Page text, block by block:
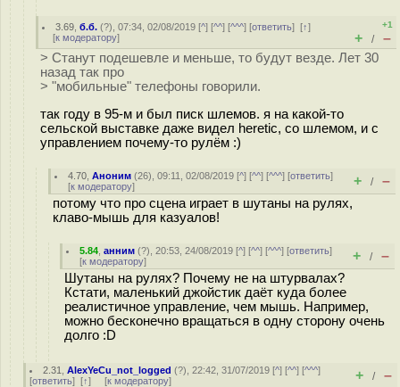
3.69 ,б.б. (?), 07:34, 02/08/2019 [^] [^^] [^^^] [ответить][↑]
[к модератору]
+1
+ / –
> Станут подешевле и меньше, то будут везде. Лет 30
назад так про
> "мобильные" телефоны говорили.
так году в 95-м и был писк шлемов. я на какой-то
сельской выставке даже видел heretic, со шлемом, и с
управлением почему-то рулём :)
4.70 ,Аноним (26), 09:11, 02/08/2019 [^] [^^] [^^^] [ответить]
[к модератору] + / –
потому что про сцена играет в шутаны на рулях,
клаво-мышь для казуалов!
5.84 ,анним (?), 20:53, 24/08/2019 [^] [^^] [^^^] [ответить]
[к модератору] + / –
Шутаны на рулях? Почему не на штурвалах?
Кстати, маленький джойстик даёт куда более
реалистичное управление, чем мышь. Например,
можно бесконечно вращаться в одну сторону очень
долго :D
2.31 ,AlexYeCu_not_logged (?), 22:42, 31/07/2019 [^] [^^] [^^^]
[ответить] [↑] [к модератору] + / –